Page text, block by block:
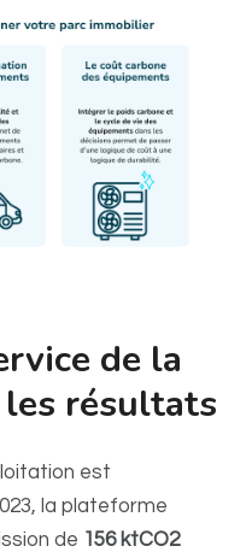
de la
résultats
est
la plateforme
de 156 ktCO2